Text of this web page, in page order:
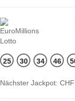
25 30 34 46
Nächster Jackpot: